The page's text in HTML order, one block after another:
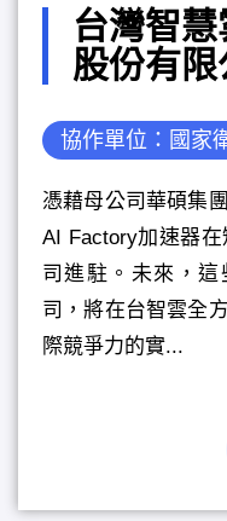
台灣智
股份有限
協作單位：國家
憑藉母公司華碩集
AI Factory加速器
司進駐。未來，
司，將在台智雲全
際競爭力的實...